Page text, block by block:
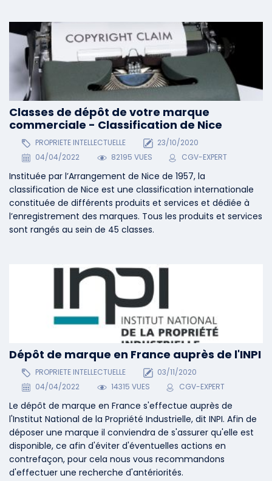
Dépôt de marque en France auprès de l'INPI
PROPRIETE INTELLECTUELLE
03/11/2020
04/04/2022
14315 VUES CGV-EXPERT
Le dépôt de marque en France s'effectue auprès de
l'Institut National de la Propriété Industrielle, dit INPI. Afin de
déposer une marque il conviendra de s'assurer qu'elle est
disponible, ce afin d'éviter d'éventuelles actions en
contrefaçon, pour cela nous vous recommandons
d'effectuer une recherche d'antériorités.
Classes de dépôt de votre marque
commerciale - Classification de Nice
PROPRIETE INTELLECTUELLE
23/10/2020
04/04/2022
82195 VUES CGV-EXPERT
Instituée par l’Arrangement de Nice de 1957, la
classification de Nice est une classification internationale
constituée de différents produits et services et dédiée à
l’enregistrement des marques. Tous les produits et services
sont rangés au sein de 45 classes.